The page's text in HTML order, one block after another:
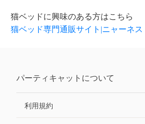
猫ベッドに興味のある方はこちら
猫ベッド専門通販サイト|ニャーネス
パーティキャット について
利用規約